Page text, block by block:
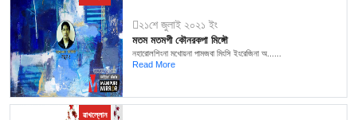
২১শে জুলাই ২০২১ ইং
মতম মতমগী কৌনরকপা মিঙ্গৌ
নহারোলশিংনা মখোয়না পামজবা মিংসি ইংরেজিনা অ......
Read More
ৱাখল্লোন